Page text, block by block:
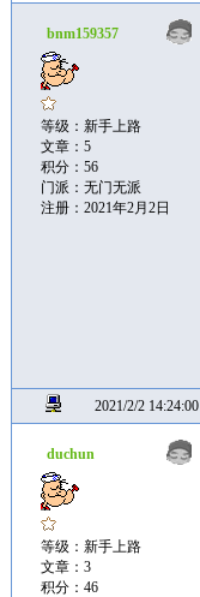
bnm159357
等级：新手上路
文章：5
积分：56
门派：无门无派
注册：2021年2月2日
2021/2/2 14:24:00
duchun
等级：新手上路
文章：3
积分：46